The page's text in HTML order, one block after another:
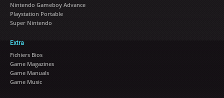
Nintendo Gameboy Advance
Playstation Portable
Super Nintendo
Extra
Fichiers Bios
Game Magazines
Game Manuals
Game Music